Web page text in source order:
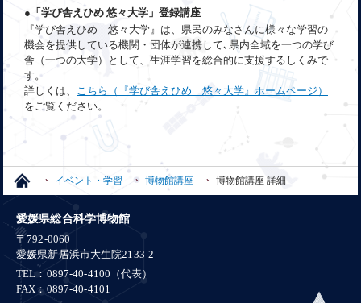
●「学び舎えひめ 悠々大学」登録講座
『学び舎えひめ 悠々大学』は、県民のみなさんに様々な学習の
機会を提供している機関・団体が連携して､県内全域を一つの学び
舎（一つの大学）として、生涯学習を総合的に支援するしくみで
す。
詳しくは、
こちら（『学び舎えひめ 悠々大学』ホームページ）
をご覧ください。
イベント・学習 博物館講座 博物館講座 詳細
愛媛県総合科学博物館
〒792-0060
愛媛県新居浜市大生院2133-2
TEL：0897-40-4100（代表）
FAX：0897-40-4101